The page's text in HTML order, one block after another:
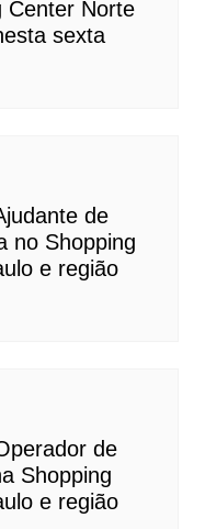
Center Norte
sexta
de
no Shopping
e região
de
Shopping
e região